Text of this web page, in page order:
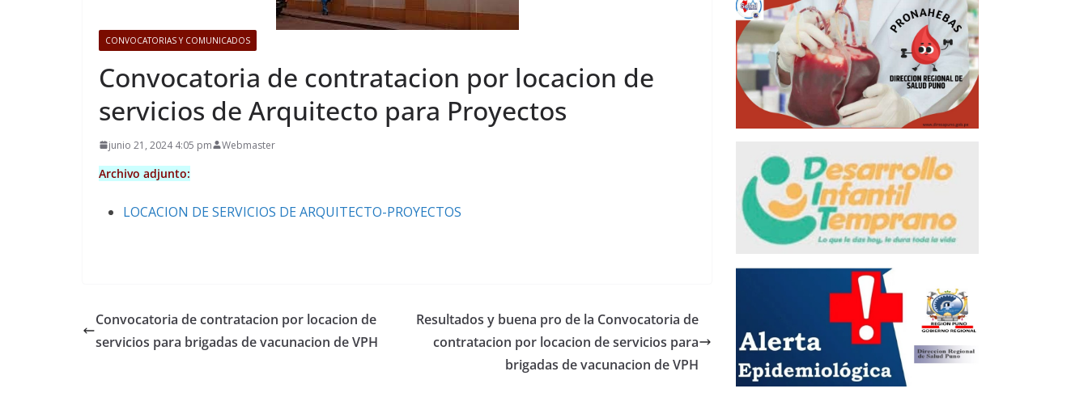
CONVOCATORIAS Y COMUNICADOS
Convocatoria de contratacion por locacion de
servicios de Arquitecto para Proyectos
junio 21, 2024 4:05 pm Webmaster
Archivo adjunto:
LOCACION DE SERVICIOS DE ARQUITECTO-PROYECTOS
Convocatoria de contratacion por locacion de
servicios para brigadas de vacunacion de VPH
Resultados y buena pro de la Convocatoria de
contratacion por locacion de servicios para
brigadas de vacunacion de VPH